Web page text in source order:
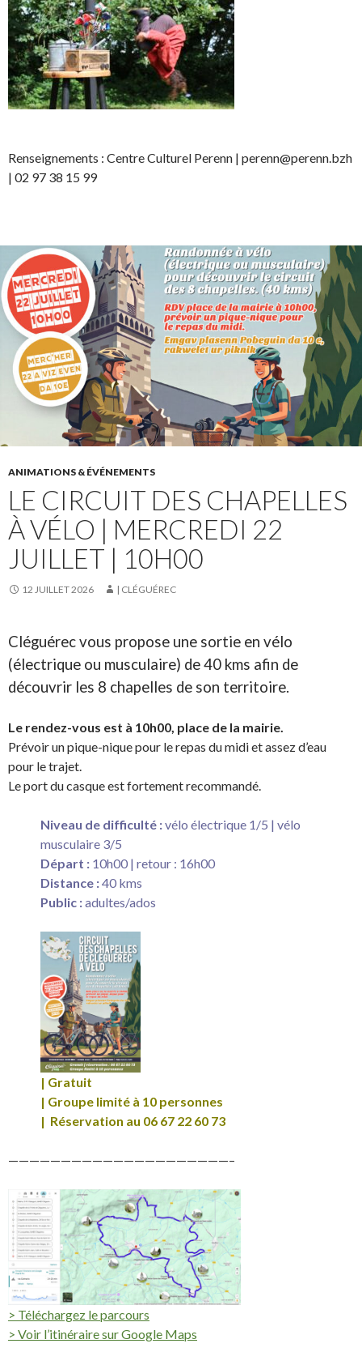
Renseignements : Centre Culturel Perenn | perenn@perenn.bzh
| 02 97 38 15 99
ANIMATIONS & ÉVÉNEMENTS
LE CIRCUIT DES CHAPELLES
À VÉLO | MERCREDI 22
JUILLET | 10H00
12 JUILLET 2026 | CLÉGUÉREC
Cléguérec vous propose une sortie en vélo
(électrique ou musculaire) de 40 kms afin de
découvrir les 8 chapelles de son territoire.
Le rendez-vous est à 10h00, place de la mairie.
Prévoir un pique-nique pour le repas du midi et assez d’eau
pour le trajet.
Le port du casque est fortement recommandé.
Niveau de difficulté :vélo électrique 1/5 | vélo
musculaire 3/5
Départ : 10h00 | retour : 16h00
Distance :40 kms
Public :adultes/ados
| Gratuit
| Groupe limité à 10 personnes
| Réservation au 06 67 22 60 73
—————————————————————–
> Téléchargez le parcours
> Voir l’itinéraire sur Google Maps